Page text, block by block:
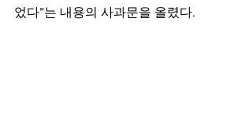
었다”는 내용의 사과문을 올렸다.